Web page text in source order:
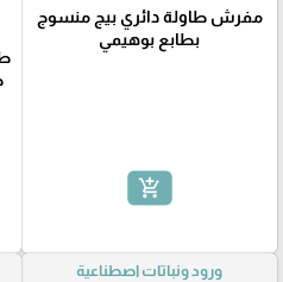
مفرش طاولة دائري بيج منسوج
بطابع بوهيمي
add_shopping_cart
ورود ونباتات اصطناعية